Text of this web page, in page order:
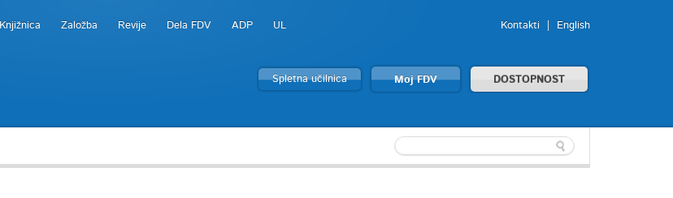
Knjižnica Založba Revije Dela FDV ADP UL Kontakti English
Spletna učilnica Moj FDV DOSTOPNOST